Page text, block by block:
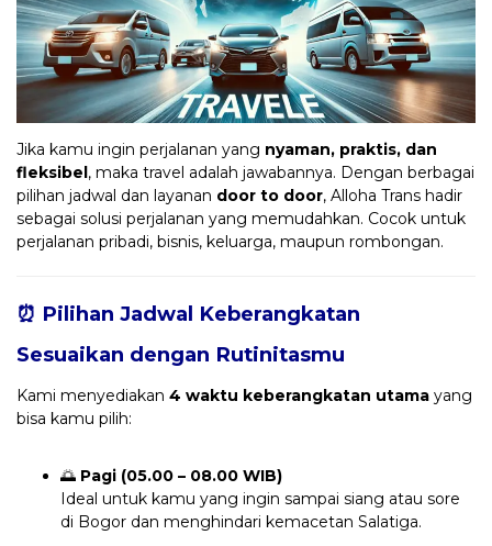
Jika kamu ingin perjalanan yang nyaman, praktis, dan
fleksibel, maka travel adalah jawabannya. Dengan berbagai
pilihan jadwal dan layanan door to door, Alloha Trans hadir
sebagai solusi perjalanan yang memudahkan. Cocok untuk
perjalanan pribadi, bisnis, keluarga, maupun rombongan.
⏰ Pilihan Jadwal Keberangkatan
Sesuaikan dengan Rutinitasmu
Kami menyediakan 4 waktu keberangkatan utama yang
bisa kamu pilih:
🌅 Pagi (05.00 – 08.00 WIB)
Ideal untuk kamu yang ingin sampai siang atau sore
di Bogor dan menghindari kemacetan Salatiga.